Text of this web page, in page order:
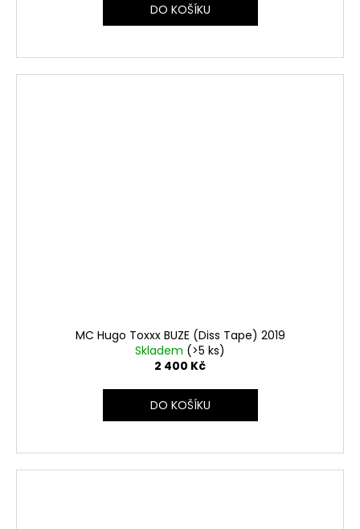
DO KOŠÍKU
MC Hugo Toxxx BUZE (Diss Tape) 2019
Skladem (>5 ks)
2 400 Kč
DO KOŠÍKU